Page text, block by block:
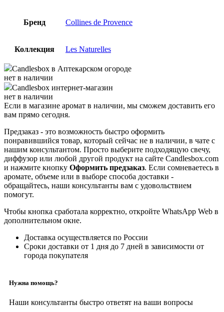
Бренд Collines de Provence
Коллекция Les Naturelles
Candlesbox в Аптекарском огороде
нет в наличии
Candlesbox интернет-магазин
нет в наличии
Если в магазине аромат в наличии, мы сможем доставить его
вам прямо сегодня.
Предзаказ - это возможность быстро оформить
понравившийся товар, который сейчас не в наличии, в чате с
нашим консультантом. Просто выберите подходящую свечу,
диффузор или любой другой продукт на сайте Candlesbox.com
и нажмите кнопку Оформить предзаказ. Если сомневаетесь в
аромате, объеме или в выборе способа доставки -
обращайтесь, наши консультанты вам с удовольствием
помогут.
Чтобы кнопка сработала корректно, откройте WhatsApp Web в
дополнительном окне.
Доставка осуществляется по России
Сроки доставки от 1 дня до 7 дней в зависимости от
города покупателя
Нужна помощь?
Наши консультанты быстро ответят на ваши вопросы